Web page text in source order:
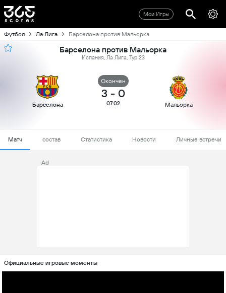
Мои Игры
Футбол Ла Лига Барселона против Мальорка
Барселона против Мальорка
Испания, Ла Лига, Тур 23
Барселона
Oкончен
3 - 0
07.02 Мальорка
Матч состав Статистика Новости Личные встречи
Ad
Официальные игровые моменты